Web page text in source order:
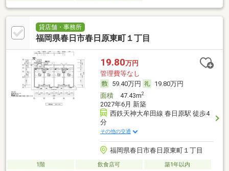
貸店舗・事務所
福岡県春日市春日原東町１丁目
19.80万円
管理費等なし
59.40万円
19.80万円
面積47.43m2
2027年6月 新築
西鉄天神大牟田線 春日原駅 徒歩4
分
その他の交通
福岡県春日市春日原東町１丁目
1階 飲食店可
築1年以内